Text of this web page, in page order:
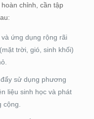
chỉnh, cần tập
và ứng dụng rộng rãi
trời, gió, sinh khối)
sử dụng phương
liệu sinh học và phát